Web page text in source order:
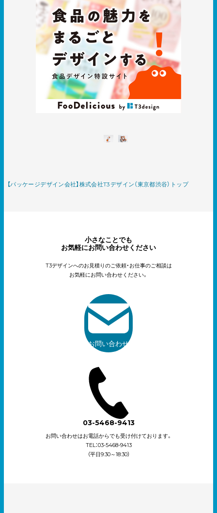
【パッケージデザイン会社】株式会社T3デザイン（東京都渋谷）トップ
小さなことでも
お気軽にお問い合わせください
T3デザインへのお見積りのご依頼・お仕事のご相談は
お気軽にお問い合わせください。
お問い合わせ
03-5468-9413
お問い合わせはお電話からでも受け付けております。
TEL：03-5468-9413
（平日9:30～18:30）